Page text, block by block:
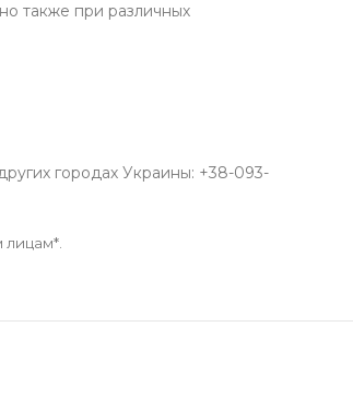
также при различных
городах Украины: +38-093-
лицам*.